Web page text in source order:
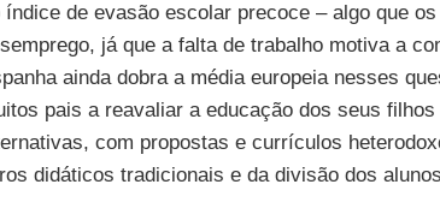
índice de evasão escolar precoce – algo que
já que a falta de trabalho motiva a
ainda dobra a média europeia nesses
pais a reavaliar a educação dos seus
com propostas e currículos
didáticos tradicionais e da divisão dos